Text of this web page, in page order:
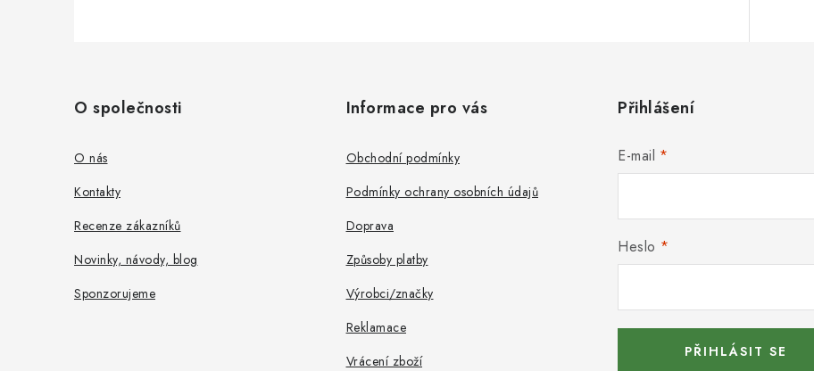
O společnosti
O nás
Kontakty
Recenze zákazníků
Novinky, návody, blog
Sponzorujeme
Informace pro vás
Obchodní podmínky
Podmínky ochrany osobních údajů
Doprava
Způsoby platby
Výrobci/značky
Reklamace
Vrácení zboží
Přihlášení
E-mail
Heslo
PŘIHLÁSIT SE